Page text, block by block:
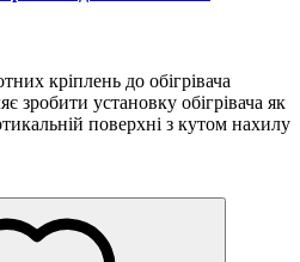
кріплень до обігрівача
зробити установку обігрівача як
поверхні з кутом нахилу